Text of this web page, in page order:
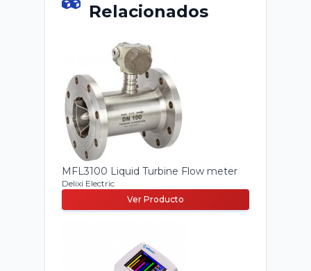
Relacionados
MFL3100 Liquid Turbine Flow meter
Delixi Electric
Ver Producto